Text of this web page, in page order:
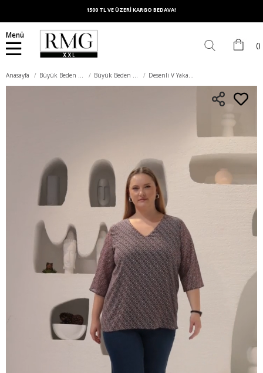
1500 TL VE ÜZERİ KARGO BEDAVA!
Menü
Anasayfa Büyük Beden Üst Giyim Büyük Beden Bluz Desenli V Yaka Büyük Beden Şifon Bluz Lacivert